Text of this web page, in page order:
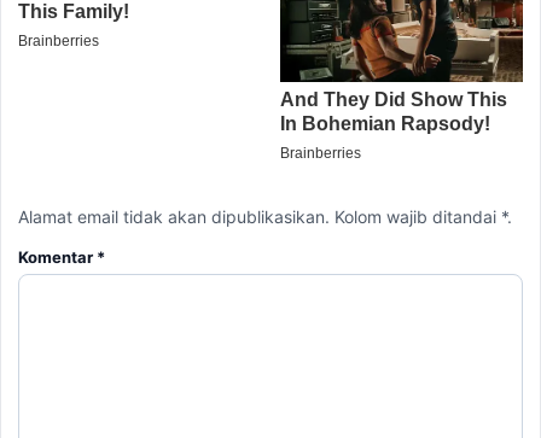
Alamat email tidak akan dipublikasikan. Kolom wajib ditandai *.
Komentar *